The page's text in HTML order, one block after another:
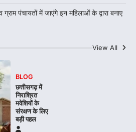
ग्राम पंचायतों में जाएंगे इन महिलाओं के द्वारा बनाए
View All
BLOG
छत्तीसगढ़ में
निराश्रित
मवेशियों के
संरक्षण के लिए
बड़ी पहल